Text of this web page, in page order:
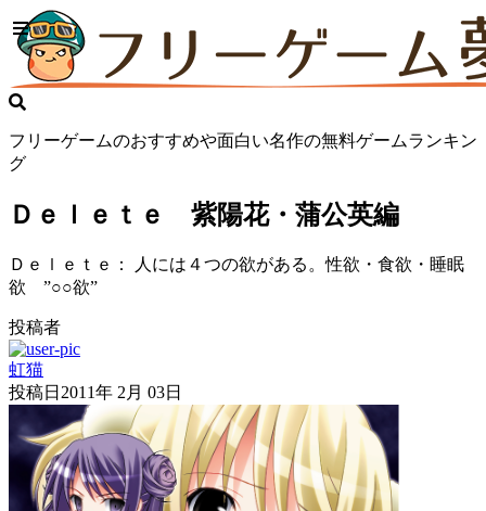
フリーゲームのおすすめや面白い名作の無料ゲームランキン
グ
Ｄｅｌｅｔｅ 紫陽花・蒲公英編
Ｄｅｌｅｔｅ： 人には４つの欲がある。性欲・食欲・睡眠
欲 ”○○欲”
投稿者
虹猫
投稿日 2011年 2月 03日